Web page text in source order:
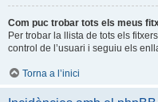
Com puc trobar tots els meus
Per trobar la llista de tots els
control de l’usuari i seguiu els
Torna a l’inici